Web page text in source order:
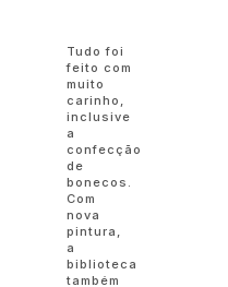
Tudo foi
feito com
muito
carinho,
inclusive
a
confecção
de
bonecos.
Com
nova
pintura,
a
biblioteca
também